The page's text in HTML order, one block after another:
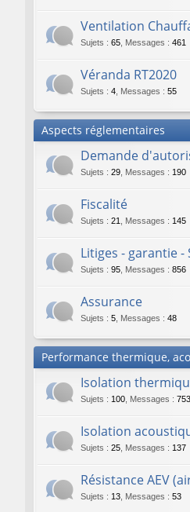
Ventilation
Sujets : 65 Messages : 461
Véranda RT2020
Sujets : 4 Messages : 55
Aspects réglementaires
Demande
Sujets : 29 Messages : 190
Fiscalité
Sujets : 21 Messages : 145
Litiges - garantie -
Sujets : 95 Messages : 856
Assurance
Sujets : 5 Messages : 48
Performance thermique,
Isolation
Sujets : 100 Messages : 753
Isolation
Sujets : 25 Messages : 137
Résistance AEV
Sujets : 13 Messages : 53